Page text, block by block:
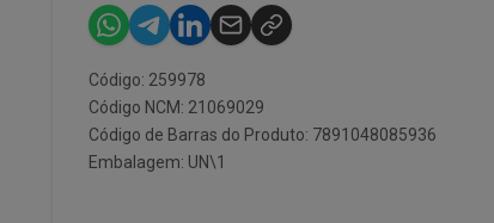
Código: 259978
Código NCM: 21069029
Código de Barras do Produto: 7891048085936
Embalagem: UN\1